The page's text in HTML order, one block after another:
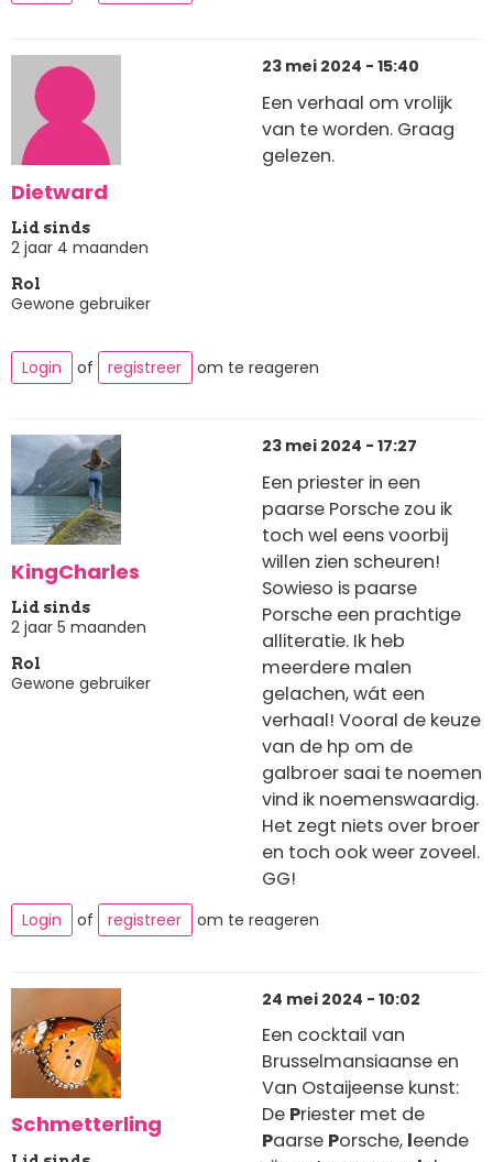
Dietward
Lid sinds
2 jaar 4 maanden
Rol
Gewone gebruiker
23 mei 2024 - 15:40
Een verhaal om vrolijk
van te worden. Graag
gelezen.
Login of registreer om te reageren
KingCharles
Lid sinds
2 jaar 5 maanden
Rol
Gewone gebruiker
23 mei 2024 - 17:27
Een priester in een
paarse Porsche zou ik
toch wel eens voorbij
willen zien scheuren!
Sowieso is paarse
Porsche een prachtige
alliteratie. Ik heb
meerdere malen
gelachen, wát een
verhaal! Vooral de keuze
van de hp om de
galbroer saai te noemen
vind ik noemenswaardig.
Het zegt niets over broer
en toch ook weer zoveel.
GG!
Login of registreer om te reageren
Schmetterling
24 mei 2024 - 10:02
Een cocktail van
Brusselmansiaanse en
Van Ostaijeense kunst:
De Priester met de
Paarse Porsche, leende